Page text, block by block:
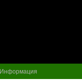
Информация